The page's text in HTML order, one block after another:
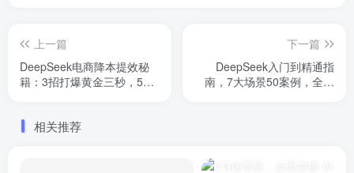
上一篇
DeepSeek电商降本提效秘
籍：3招打爆黄金三秒，5分
下一篇
DeepSeek入门到精通指
南，7大场景50案例，全套
相关推荐